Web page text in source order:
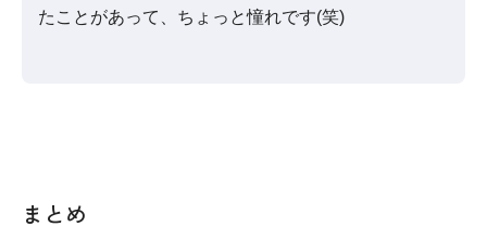
たことがあって、ちょっと憧れです(笑)
まとめ